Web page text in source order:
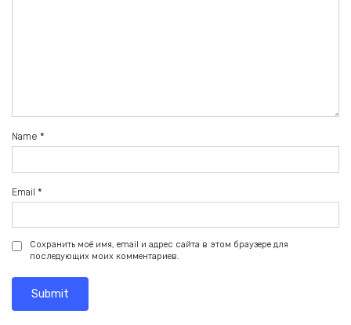
Name *
Email *
Сохранить моё имя, email и адрес сайта в этом браузере для
последующих моих комментариев.